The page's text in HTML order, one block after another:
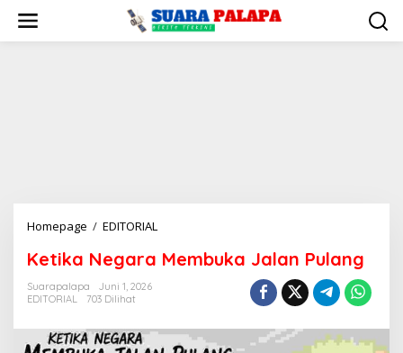
konten
Homepage / EDITORIAL
Membuka
Ketika Negara Membuka Jalan Pulang
Suarapalapa
Juni 1, 2026
EDITORIAL
703 Dilihat